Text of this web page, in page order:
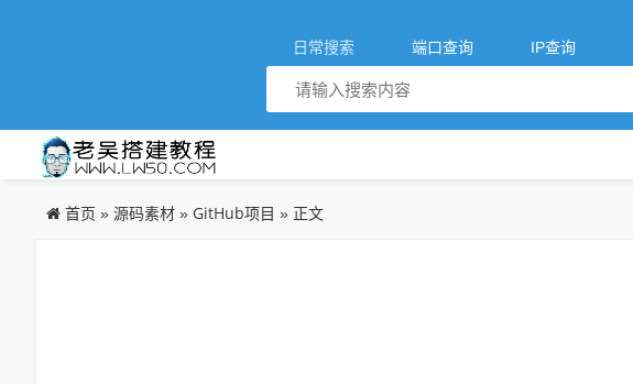
日常搜索 端口查询 IP查询
首页 » 源码素材 » GitHub项目 » 正文